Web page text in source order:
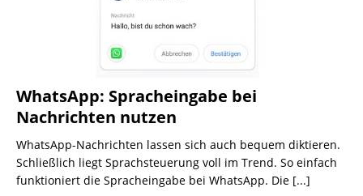
WhatsApp: Spracheingabe bei
Nachrichten nutzen
WhatsApp-Nachrichten lassen sich auch bequem diktieren.
Schließlich liegt Sprachsteuerung voll im Trend. So einfach
funktioniert die Spracheingabe bei WhatsApp. Die [...]